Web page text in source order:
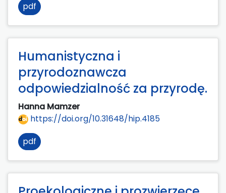
pdf
Humanistyczna i
przyrodoznawcza
odpowiedzialność za przyrodę.
Hanna Mamzer
https://doi.org/10.31648/hip.4185
pdf